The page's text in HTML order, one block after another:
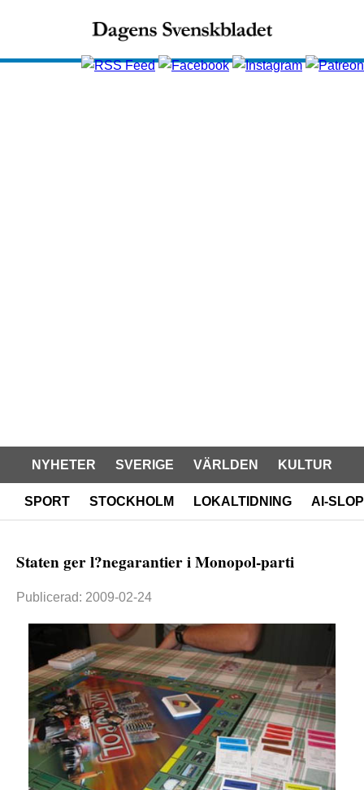
NYHETER SVERIGE VÄRLDEN KULTUR
SPORT STOCKHOLM LOKALTIDNING AI-SLOP
Staten ger l?negarantier i Monopol-parti
Publicerad: 2009-02-24